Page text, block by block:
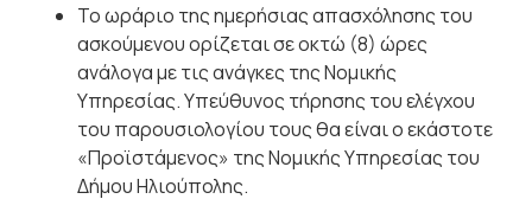
Το ωράριο της ημερήσιας απασχόλησης του
ασκούμενου ορίζεται σε οκτώ (8) ώρες
ανάλογα με τις ανάγκες της Νομικής
Υπηρεσίας. Υπεύθυνος τήρησης του ελέγχου
του παρουσιολογίου τους θα είναι ο εκάστοτε
«Προϊστάμενος» της Νομικής Υπηρεσίας του
Δήμου Ηλιούπολης.